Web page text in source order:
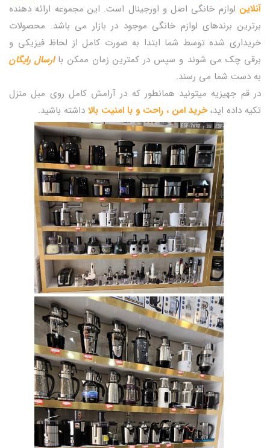
آنلاین لوازم خانگی اصل و اورجینال است. این مجموعه ارائه دهنده
برترین برندهای لوازم خانگی موجود در بازار می باشد. محصولات
خریداری شده توسط شما ابتدا به صورت کامل از لحاظ فیزیکی و
برقی چک می شوند و سپس در کمترین زمان ممکن با ارسال رایگان
به دست شما می رسند.
در قم جهیزیه میتونید همانطور که در آرامش کامل روی مبل منزل
تکیه داده اید،خرید امن ، راحت و با امنیت بالا داشته باشید.